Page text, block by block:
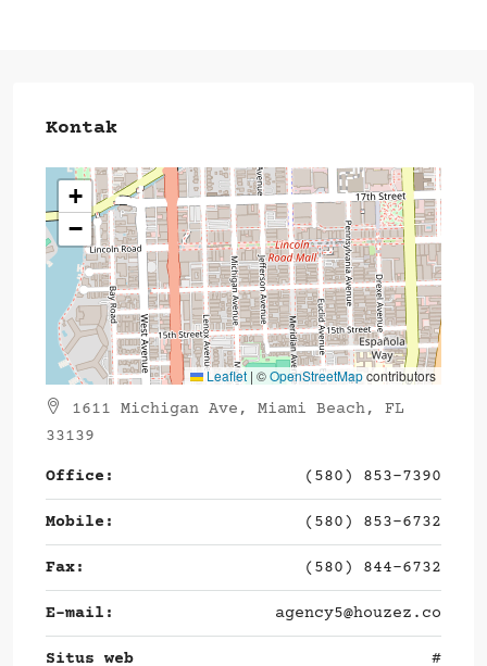
Kontak
+
−
Leaflet | ©OpenStreetMapcontributors
1611 Michigan Ave, Miami Beach, FL
33139
Office: (580) 853-7390
Mobile: (580) 853-6732
Fax: (580) 844-6732
E-mail: agency5@houzez.co
Situs web #